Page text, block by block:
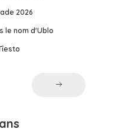
2026
le nom d'Ublo